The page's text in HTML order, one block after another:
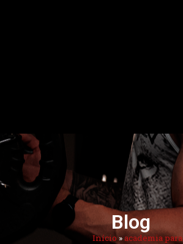
Blog
Início»academia para